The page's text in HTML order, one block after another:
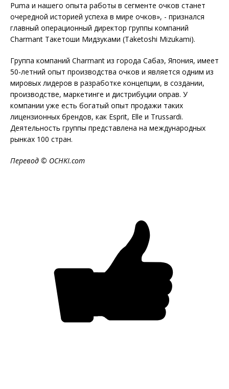
Puma и нашего опыта работы в сегменте очков станет
очередной историей успеха в мире очков», - признался
главный операционный директор группы компаний
Charmant Такетоши Мидзуками (Taketoshi Mizukami).
Группа компаний Charmant из города Сабаэ, Япония, имеет
50-летний опыт производства очков и является одним из
мировых лидеров в разработке концепции, в создании,
производстве, маркетинге и дистрибуции оправ. У
компании уже есть богатый опыт продажи таких
лицензионных брендов, как Esprit, Elle и Trussardi.
Деятельность группы представлена на международных
рынках 100 стран.
Перевод © OCHKI.com